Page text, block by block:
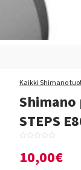
Kaikki Shimano
STEPS
10,00€